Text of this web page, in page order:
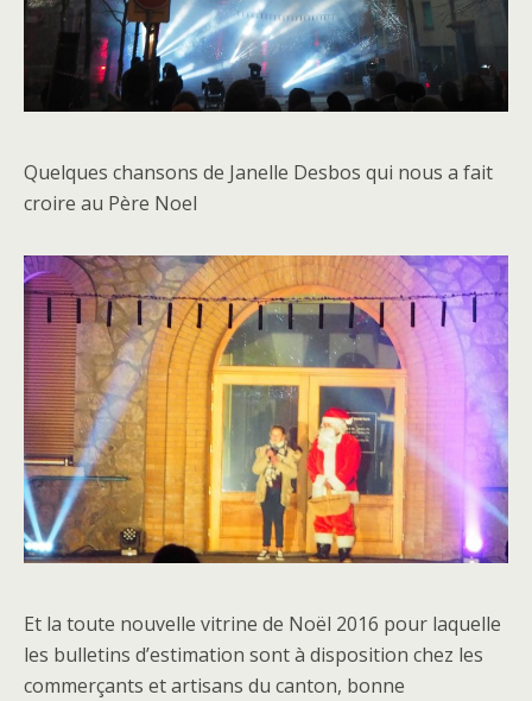
Quelques chansons de Janelle Desbos qui nous a fait
croire au Père Noel
Et la toute nouvelle vitrine de Noël 2016 pour laquelle
les bulletins d’estimation sont à disposition chez les
commerçants et artisans du canton, bonne